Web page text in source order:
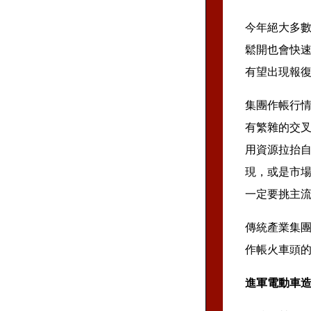
今年絕大多
鬆開也會快
有望出現報
集團作帳行
有繁雜的交
用資源拉抬
現，或是市
一定要挑主
傳統產業集
作帳火車頭
進軍電動車